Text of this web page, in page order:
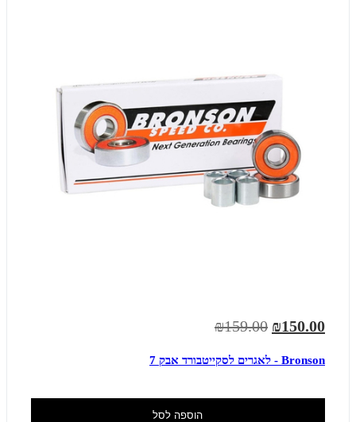
₪150.00
₪159.00
Bronson - לאגרים לסקייטבורד אבק 7
הוספה לסל